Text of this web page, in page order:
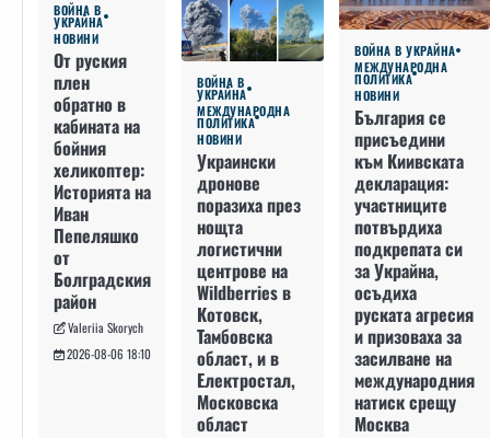
ВОЙНА В
УКРАЙНА
НОВИНИ
От руския
плен
обратно в
кабината на
бойния
хеликоптер:
Историята на
Иван
Пепеляшко
от
Болградския
район
Valeriia Skorych
2026-08-06 18:10
ВОЙНА В
УКРАЙНА
МЕЖДУНАРОДНА
ПОЛИТИКА
НОВИНИ
Украински
дронове
поразиха през
нощта
логистични
центрове на
Wildberries в
Котовск,
Тамбовска
област, и в
Електростал,
Московска
област
ВОЙНА В УКРАЙНА
МЕЖДУНАРОДНА
ПОЛИТИКА
НОВИНИ
България се
присъедини
към Киивската
декларация:
участниците
потвърдиха
подкрепата си
за Украйна,
осъдиха
руската агресия
и призоваха за
засилване на
международния
натиск срещу
Москва